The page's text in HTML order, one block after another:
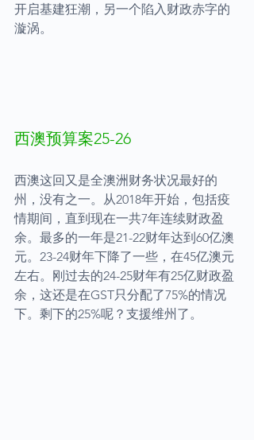
开启基建狂潮，另一个陷入财政赤字的
漩涡。
西澳预算案25-26
西澳这回又是全澳洲财务状况最好的
州，没有之一。从2018年开始，包括疫
情期间，直到现在一共7年连续财政盈
余。最多的一年是21-22财年达到60亿澳
元。23-24财年下降了一些，在45亿澳元
左右。刚过去的24-25财年有25亿财政盈
余，这还是在GST只分配了75%的情况
下。剩下的25%呢？支援维州了。